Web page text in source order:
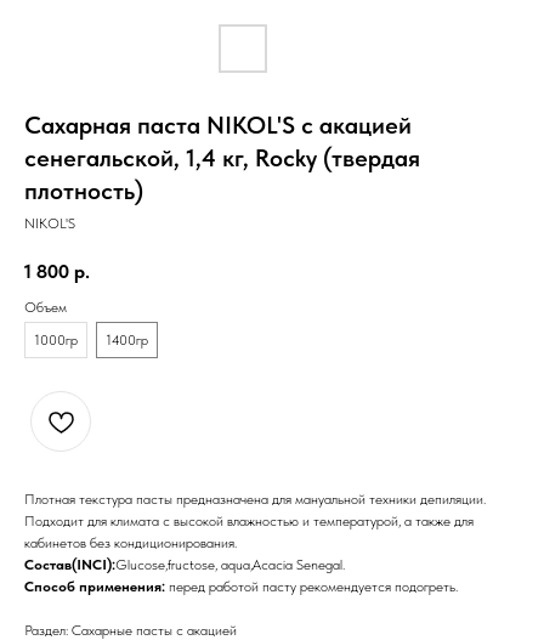
Сахарная паста NIKOL'S с акацией
сенегальской, 1,4 кг, Rocky (твердая
плотность)
NIKOL'S
1 800 р.
Объем
1000гр
1400гр
Плотная текстура пасты предназначена для мануальной техники депиляции.
Подходит для климата с высокой влажностью и температурой, а также для
кабинетов без кондиционирования.
Состав(INCI):Glucose,fructose, aqua,Acacia Senegal.
Способ применения: перед работой пасту рекомендуется подогреть.
Раздел: Сахарные пасты с акацией